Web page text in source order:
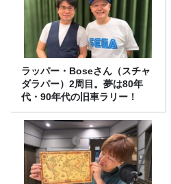
ラッパー・Boseさん（スチャ
ダラパー）2周目。夢は80年
代・90年代の旧車ラリー！